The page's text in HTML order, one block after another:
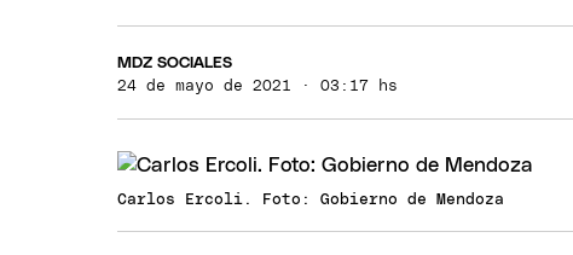
MDZ SOCIALES
24 de mayo de 2021 · 03:17 hs
Carlos Ercoli. Foto: Gobierno de Mendoza